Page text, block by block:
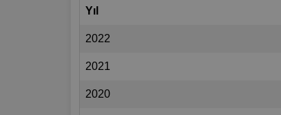
Yıl
2022
2021
2020